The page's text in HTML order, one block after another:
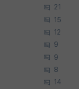
21
15
12
9
9
8
14